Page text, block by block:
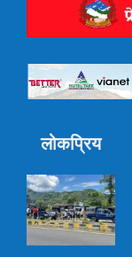
लोकप्रिय